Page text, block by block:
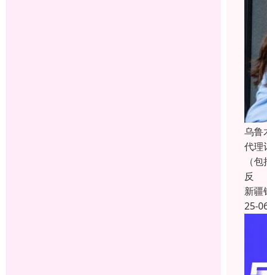
乌鲁
代理
（
反
新疆
25-